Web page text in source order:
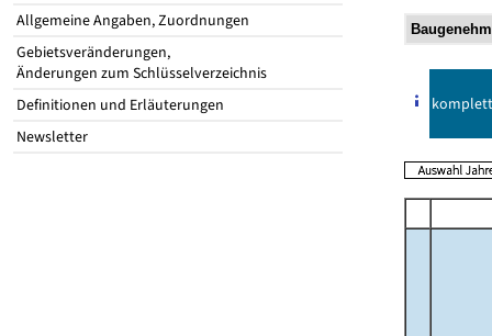
Allgemeine Angaben, Zuordnungen
Gebietsveränderungen,
Änderungen zum Schlüsselverzeichnis
Definitionen und Erläuterungen
Newsletter
komplett